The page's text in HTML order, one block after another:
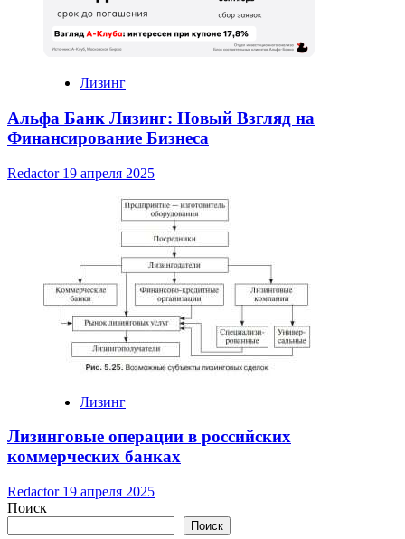
Лизинг
Альфа Банк Лизинг: Новый Взгляд на
Финансирование Бизнеса
Redactor 19 апреля 2025
Лизинг
Лизинговые операции в российских
коммерческих банках
Redactor 19 апреля 2025
Поиск
Поиск